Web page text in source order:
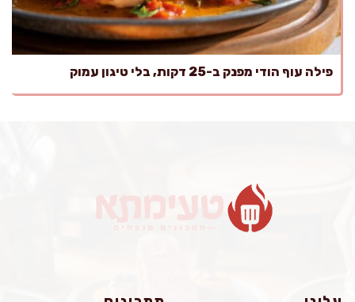
פילה עוף הודי מפנק ב-25 דקות, בלי טיגון עמוק